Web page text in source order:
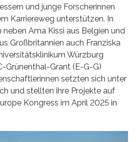
und junge Forscherinnen
Karriereweg unterstützen. In
Ama Kissi aus Belgien und
Großbritannien auch Franziska
Würzburg
Grünenthal-Grant (E-G-G)
setzten sich unter
und stellten ihre Projekte auf
Kongress im April 2025 in